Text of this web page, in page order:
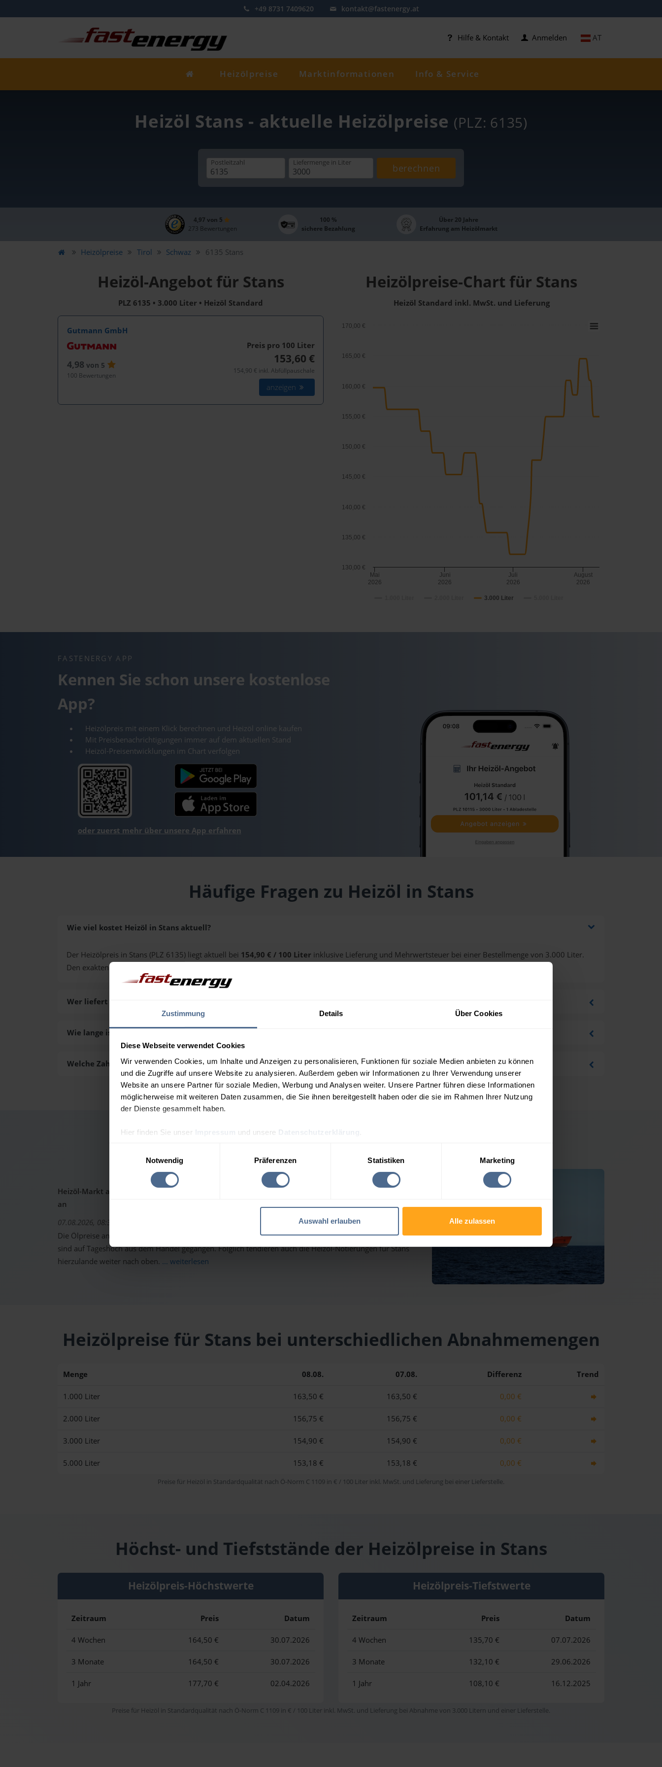
Zustimmung Details Über Cookies
Diese Webseite verwendet Cookies
Wir verwenden Cookies, um Inhalte und Anzeigen zu personalisieren, Funktionen für soziale Medien anbieten zu können
und die Zugriffe auf unsere Website zu analysieren. Außerdem geben wir Informationen zu Ihrer Verwendung unserer
Website an unsere Partner für soziale Medien, Werbung und Analysen weiter. Unsere Partner führen diese Informationen
möglicherweise mit weiteren Daten zusammen, die Sie ihnen bereitgestellt haben oder die sie im Rahmen Ihrer Nutzung
der Dienste gesammelt haben.
Hier finden Sie unser Impressum und unsere Datenschutzerklärung
Notwendig
Präferenzen Statistiken Marketing
Auswahl erlauben Alle zulassen
+49 8731 7409620 kontakt@fastenergy.at
AT
Hilfe & Kontakt Anmelden
Heizölpreise Marktinformationen Info & Service
Heizöl Stans - aktuelle Heizölpreise (PLZ: 6135)
Postleitzahl Liefermenge in Liter berechnen
4,97 von 5
273 Bewertungen
100 %
sichere Bezahlung
Über 20 Jahre
Erfahrung am Heizölmarkt
Heizölpreise Tirol Schwaz 6135 Stans
Heizöl-Angebot für Stans
PLZ 6135 • 3.000 Liter • Heizöl Standard
Gutmann GmbH
4,98 von 5
100 Bewertungen
Preis pro 100 Liter
153,60 €
154,90 € inkl. Abfüllpauschale
anzeigen
Heizölpreise-Chart für Stans
Heizöl Standard inkl. MwSt. und Lieferung
3.000 Liter
Mai
2026
Juni
2026
Juli
2026
August
2026
130,00 €
135,00 €
140,00 €
145,00 €
150,00 €
155,00 €
160,00 €
165,00 €
170,00 €
FASTENERGY APP
Kennen Sie schon unsere kostenlose
App?
Heizölpreis mit einem Klick berechnen und Heizöl online kaufen
Mit Preisbenachrichtigungen immer auf dem aktuellen Stand
Heizöl-Preisentwicklungen im Chart verfolgen
oder zuerst mehr über unsere App erfahren
Häufige Fragen zu Heizöl in Stans
Wie viel kostet Heizöl in Stans aktuell?
Der Heizölpreis in Stans (PLZ 6135) liegt aktuell bei 154,90 € / 100 Liter inklusive Lieferung und Mehrwertsteuer bei einer Bestellmenge von 3.000 Liter.
Den exakten Preis für Ihre Wunschmenge erhalten Sie über unseren
Wer liefert das Heizöl in Stans aus?
Wie lange ist die Lieferzeit des Heizöls in Stans?
Welche Zahlungsarten gibt es?
Heizöl-Markt aktuell: Ölpreise schon wieder auf dem Weg nach oben - Heizölpreise ziehen ebenfalls
an
07.08.2026, 08:37 Uhr
Die Ölpreise an den internationalen Warenterminmärkten haben gestern weiter deutlich zugelegt und
sind auf Tageshoch aus dem Handel gegangen. Folglich tendieren auch die Heizöl-Notierungen für Stans
hierzulande weiter nach oben. ... weiterlesen
Heizölpreise für Stans bei unterschiedlichen Abnahmemengen
Menge 08.08. 07.08. Differenz Trend
1.000 Liter 163,50 € 163,50 € 0,00 €
2.000 Liter 156,75 € 156,75 € 0,00 €
3.000 Liter 154,90 € 154,90 € 0,00 €
5.000 Liter 153,18 € 153,18 € 0,00 €
Preise für Heizöl in Standardqualität nach Ö-Norm C 1109 in € / 100 Liter inkl. MwSt. und Lieferung bei einer Lieferstelle.
Höchst- und Tiefststände der Heizölpreise in Stans
Heizölpreis-Höchstwerte
Zeitraum Preis Datum
4 Wochen 164,50 € 30.07.2026
3 Monate 164,50 € 30.07.2026
1 Jahr 177,70 € 02.04.2026
Heizölpreis-Tiefstwerte
Zeitraum Preis Datum
4 Wochen 135,70 € 07.07.2026
3 Monate 132,10 € 29.06.2026
1 Jahr 108,10 € 16.12.2025
Preise für Heizöl in Standardqualität nach Ö-Norm C 1109 in € / 100 Liter inkl. MwSt. und Lieferung bei Abnahme von 3.000 Litern und einer Lieferstelle.